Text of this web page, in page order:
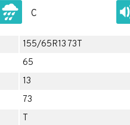
C
155/65R13 73T
65
13
73
T